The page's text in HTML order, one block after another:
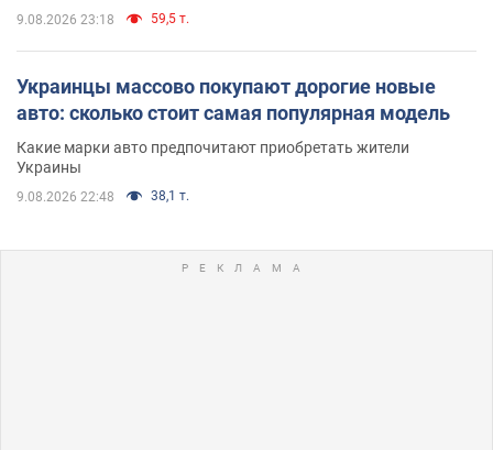
9.08.2026 23:18 59,5 т.
Украинцы массово покупают дорогие новые
авто: сколько стоит самая популярная модель
Какие марки авто предпочитают приобретать жители
Украины
9.08.2026 22:48 38,1 т.